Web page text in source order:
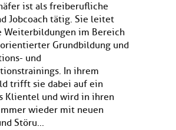
ist als freiberufliche
Jobcoach tätig. Sie leitet
Weiterbildungen im Bereich
Grundbildung und
und
In ihrem
trifft sie dabei auf ein
Klientel und wird in ihren
wieder mit neuen
Störu...